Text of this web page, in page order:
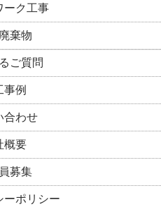
ーク工事
棄物
ご質問
事例
合わせ
概要
募集
ーポリシー